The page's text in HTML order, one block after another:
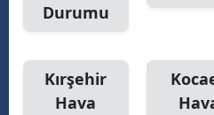
Durumu
Kırşehir
Hava